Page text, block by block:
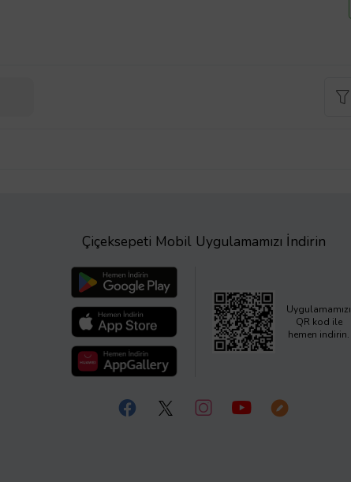
Çiçeksepeti Mobil Uygulamamızı İndirin
Uygulamamızı
QR kod ile
hemen indirin.